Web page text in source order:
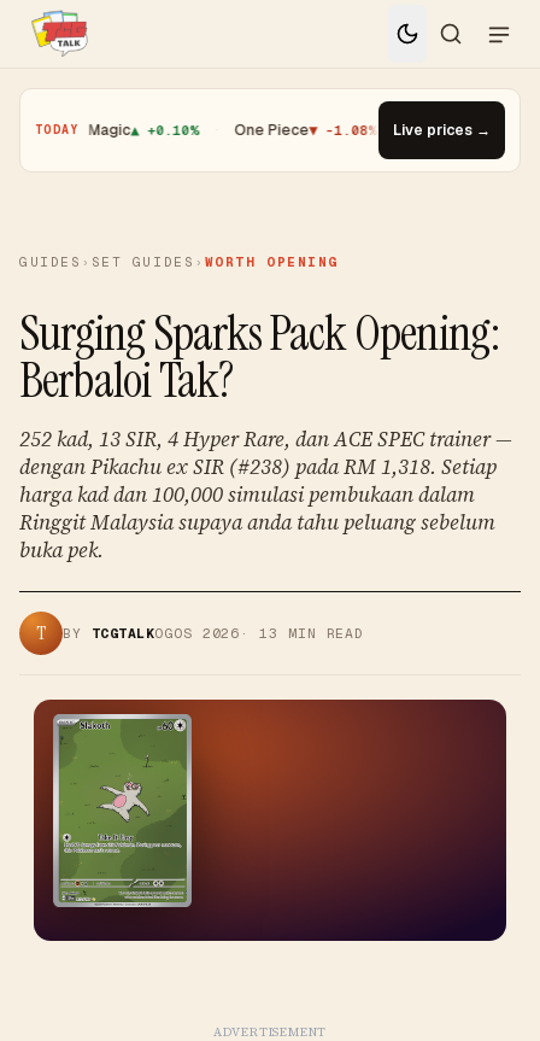
TODAY
Magic▲ +0.10% · One Piece▼ -1.08% · Top Gainer · Booster Pack
Live prices →
GUIDES › SET GUIDES › WORTH OPENING
Surging Sparks Pack Opening:
Berbaloi Tak?
252 kad, 13 SIR, 4 Hyper Rare, dan ACE SPEC trainer —
dengan Pikachu ex SIR (#238) pada RM 1,318. Setiap
harga kad dan 100,000 simulasi pembukaan dalam
Ringgit Malaysia supaya anda tahu peluang sebelum
buka pek.
T BY TCGTALKOGOS 2026 ·13 MIN READ
ADVERTISEMENT